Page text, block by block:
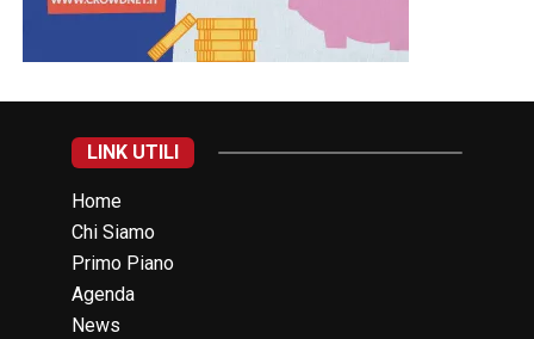
LINK UTILI
Home
Chi Siamo
Primo Piano
Agenda
News